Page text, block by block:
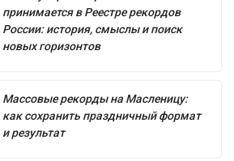
принимается в Реестре рекордов
России: история, смыслы и поиск
новых горизонтов
Массовые рекорды на Масленицу:
как сохранить праздничный формат
и результат